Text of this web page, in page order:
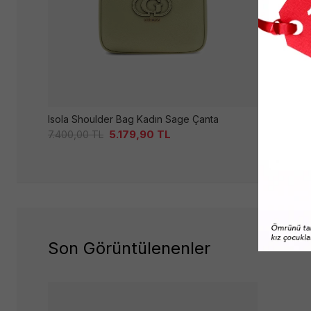
Isola Shoulder Bag Kadın Sage Çanta
7.400,00TL 5.179,90 TL
Son Görüntülenenler